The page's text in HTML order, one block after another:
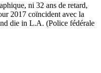
ni 32 ans de retard,
2017 coïncident avec la
die in L.A. (Police fédérale